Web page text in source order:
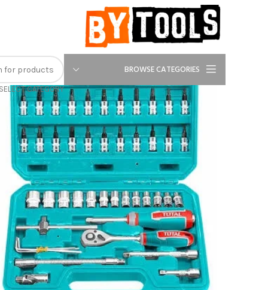
BROWSE CATEGORIES
SELECT CATEGORY
-20%